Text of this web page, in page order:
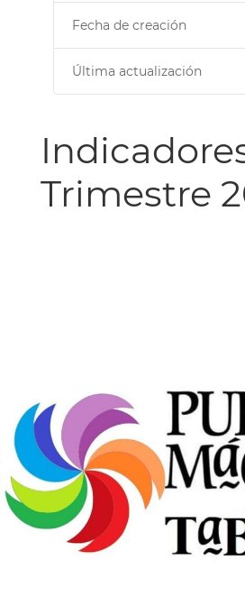
Fecha de creación
Última actualización
Trimestre